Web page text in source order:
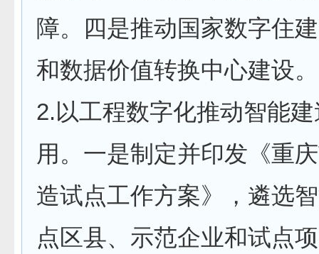
障。四是推动国家数字住
和数据价值转换中心建设。
2.以工程数字化推动智能
用。一是制定并印发《重
造试点工作方案》，遴选
点区县、示范企业和试点